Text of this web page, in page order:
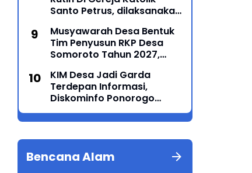
Santo Petrus, dilaksanakan
Musyawarah Desa Bentuk
Tim Penyusun RKP Desa
Somoroto Tahun 2027,
Partisipatif
KIM Desa Jadi Garda
Terdepan Informasi,
Diskominfo Ponorogo
Jurnalistik dan Literasi
Bencana Alam